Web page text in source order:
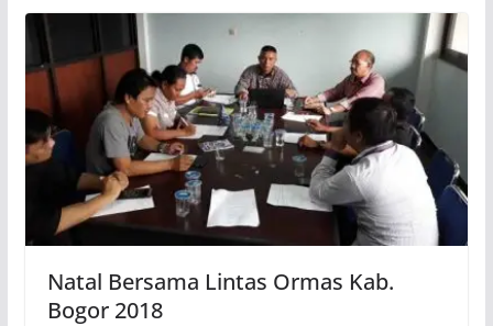
Natal Bersama Lintas Ormas Kab.
Bogor 2018